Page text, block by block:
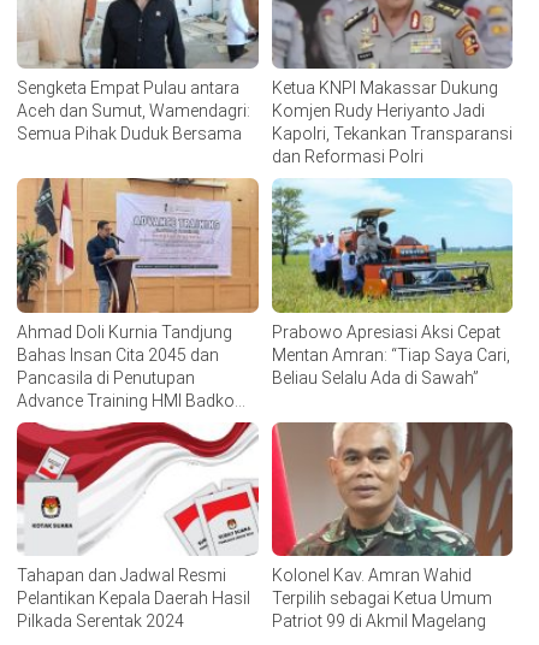
Sengketa Empat Pulau antara
Aceh dan Sumut, Wamendagri:
Semua Pihak Duduk Bersama
Ketua KNPI Makassar Dukung
Komjen Rudy Heriyanto Jadi
Kapolri, Tekankan Transparansi
dan Reformasi Polri
Ahmad Doli Kurnia Tandjung
Bahas Insan Cita 2045 dan
Pancasila di Penutupan
Advance Training HMI Badko
Sulsel
Prabowo Apresiasi Aksi Cepat
Mentan Amran: “Tiap Saya Cari,
Beliau Selalu Ada di Sawah”
Tahapan dan Jadwal Resmi
Pelantikan Kepala Daerah Hasil
Pilkada Serentak 2024
Kolonel Kav. Amran Wahid
Terpilih sebagai Ketua Umum
Patriot 99 di Akmil Magelang